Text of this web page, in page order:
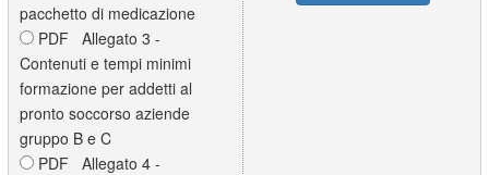
pacchetto di medicazione
PDF Allegato 3 -
Contenuti e tempi minimi
formazione per addetti al
pronto soccorso aziende
gruppo B e C
PDF Allegato 4 -